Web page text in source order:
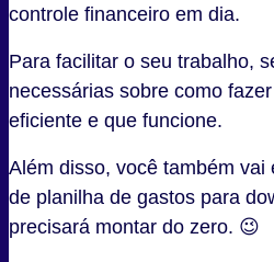
controle financeiro em dia.
Para facilitar o seu trabalho,
necessárias sobre como
eficiente e que funcione.
Além disso, você também vai
de planilha de gastos para
precisará montar do zero. 😉